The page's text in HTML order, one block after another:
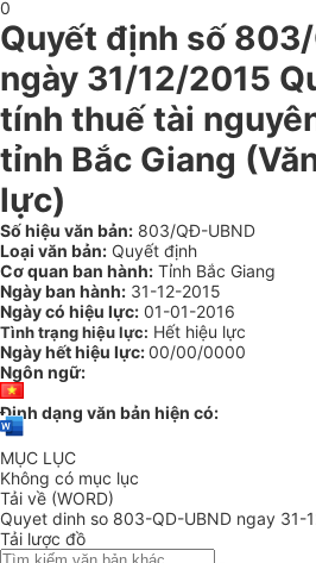
0
Quyết định số
ngày 31/12/2015
tính thuế tài
tỉnh Bắc Giang
lực)
Số hiệu văn bản: 803/QĐ-UBND
Loại văn bản: Quyết định
Cơ quan ban hành: Tỉnh Bắc Giang
Ngày ban hành: 31-12-2015
Ngày có hiệu lực: 01-01-2016
Tình trạng hiệu lực: Hết hiệu lực
Ngày hết hiệu lực:00/00/0000
Ngôn ngữ:
Định dạng văn bản hiện có:
MỤC LỤC
Không có mục lục
Tải về (WORD)
Quyet dinh so 803-QD-UBND ngay 31-
Tải lược đồ